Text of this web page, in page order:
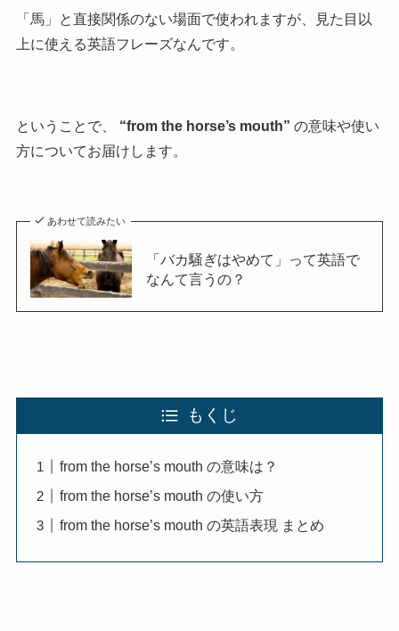
「馬」と直接関係のない場面で使われますが、見た目以
上に使える英語フレーズなんです。
ということで、 “from the horse’s mouth” の意味や使い
方についてお届けします。
あわせて読みたい
「バカ騒ぎはやめて」って英語で
なんて言うの？
もくじ
from the horse’s mouth の意味は？
from the horse’s mouth の使い方
from the horse’s mouth の英語表現 まとめ